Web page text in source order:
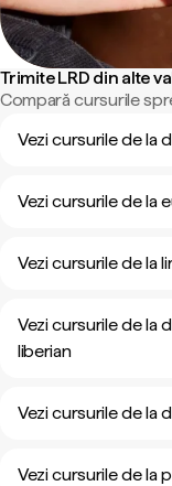
Trimite LRD din alte
Compară cursurile
Vezi cursurile de la
Vezi cursurile de la
Vezi cursurile de la
Vezi cursurile de la
liberian
Vezi cursurile de la
Vezi cursurile de la